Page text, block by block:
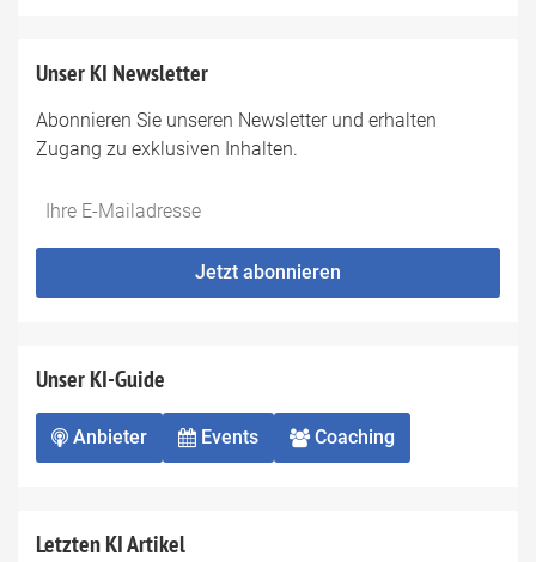
Unser KI Newsletter
Abonnieren Sie unseren Newsletter und erhalten
Zugang zu exklusiven Inhalten.
Do
*Ihre
Jetzt abonnieren
Unser KI-Guide
Anbieter Events Coaching
Letzten KI Artikel